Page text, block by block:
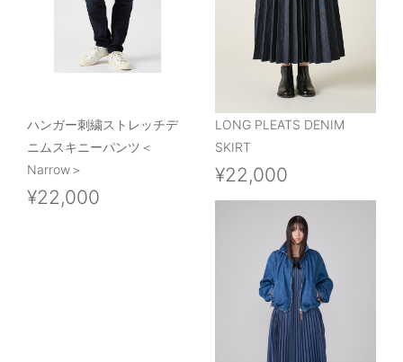
ハンガー刺繍ストレッチデ
ニムスキニーパンツ＜
Narrow＞
¥22,000
LONG PLEATS DENIM
SKIRT
¥22,000